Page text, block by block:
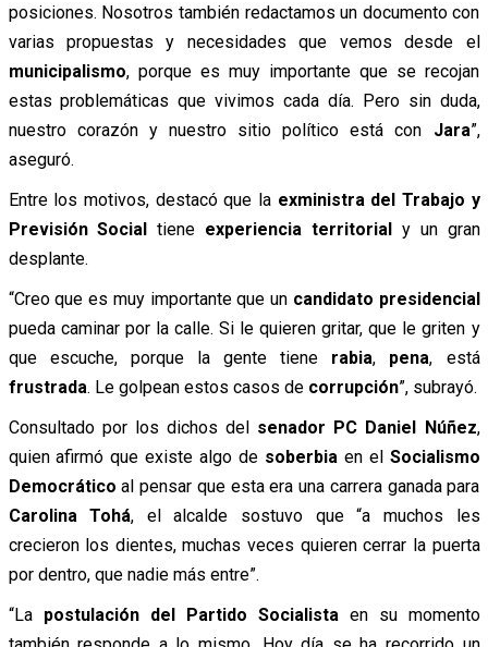
posiciones. Nosotros también redactamos un documento con
varias propuestas y necesidades que vemos desde el
municipalismo, porque es muy importante que se recojan
estas problemáticas que vivimos cada día. Pero sin duda,
nuestro corazón y nuestro sitio político está con Jara”,
aseguró.
Entre los motivos, destacó que la exministra del Trabajo y
Previsión Social tiene experiencia territorialy un gran
desplante.
“Creo que es muy importante que un candidato presidencial
pueda caminar por la calle. Si le quieren gritar, que le griten y
que escuche, porque la gente tiene rabia, pena, está
frustrada. Le golpean estos casos de corrupción”, subrayó.
Consultado por los dichos del senador PC Daniel Núñez,
quien afirmó que existe algo de soberbia en el Socialismo
Democrático al pensar que esta era una carrera ganada para
Carolina Tohá, el alcalde sostuvo que “a muchos les
crecieron los dientes, muchas veces quieren cerrar la puerta
por dentro, que nadie más entre”.
“La postulación del Partido Socialista en su momento